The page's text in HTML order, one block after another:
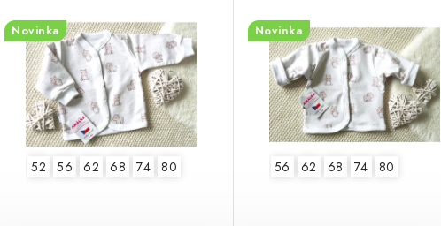
Novinka
52 56 62 68 74 80
Novinka
56 62 68 74 80